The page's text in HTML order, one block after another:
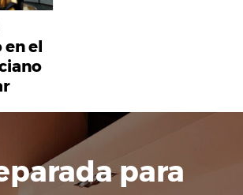
el
para